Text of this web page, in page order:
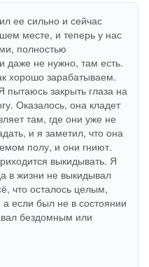
ее сильно и сейчас
месте, и теперь у нас
полностью
даже не нужно, там есть.
хорошо зарабатываем.
закрыть глаза на
Оказалось, она кладет
там, где они уже не
и я заметил, что она
полу, и они гниют.
выкидывать. Я
в жизни не выкидывал
что осталось целым,
если был не в состоянии
бездомным или
еду для меня — это
вещами и доходит до
понимаю смысл брака.